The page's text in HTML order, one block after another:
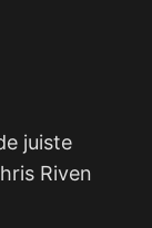
juiste
Riven